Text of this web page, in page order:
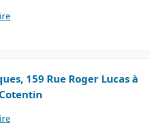
159 Rue Roger Lucas à